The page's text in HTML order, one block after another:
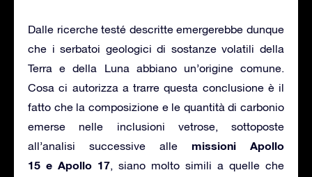
Dalle ricerche testé descritte emergerebbe dunque
che i serbatoi geologici di sostanze volatili della
Terra e della Luna abbiano un’origine comune.
Cosa ci autorizza a trarre questa conclusione è il
fatto che la composizione e le quantità di carbonio
emerse nelle inclusioni vetrose, sottoposte
all’analisi successive alle missioni Apollo
15 e Apollo 17, siano molto simili a quelle che